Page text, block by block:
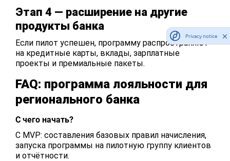
Этап 4 — расширение на другие
продукты банка
Если пилот успешен, программу распространяют
на кредитные карты, вклады, зарплатные
проекты и премиальные пакеты.
FAQ: программа лояльности для
регионального банка
С чего начать?
С MVP: составления базовых правил начисления,
запуска программы на пилотную группу клиентов
и отчётности.
Privacy notice